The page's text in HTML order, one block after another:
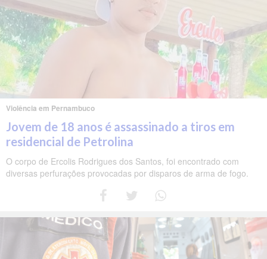
Violência em Pernambuco
Jovem de 18 anos é assassinado a tiros em
residencial de Petrolina
O corpo de Ercolis Rodrigues dos Santos, foi encontrado com
diversas perfurações provocadas por disparos de arma de fogo.